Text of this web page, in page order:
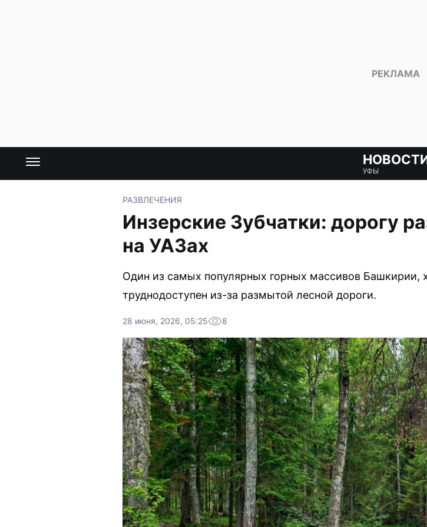
УФЫ
РАЗВЛЕЧЕНИЯ
Инзерские Зубчатки: дорогу
на УАЗах
Один из самых популярных горных массивов Башкирии,
труднодоступен из-за размытой лесной дороги.
28 июня, 2026, 05:25 8